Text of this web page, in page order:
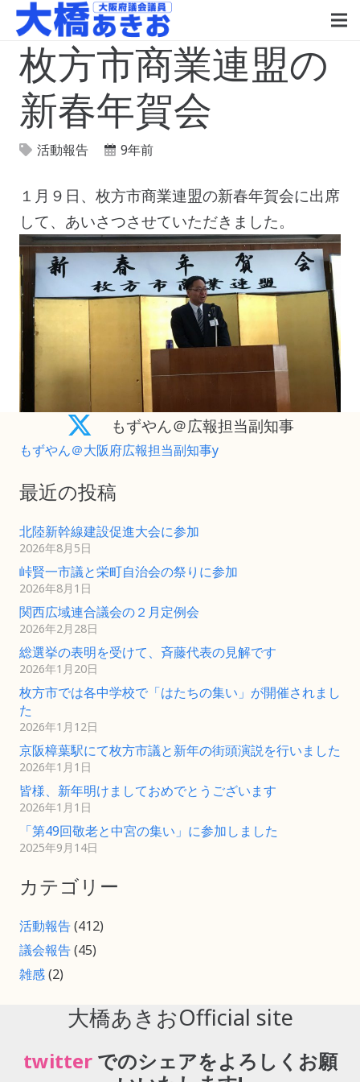
枚方市商業連盟の
新春年賀会
活動報告 9年前
１月９日、枚方市商業連盟の新春年賀会に出席
して、あいさつさせていただきました。
もずやん＠広報担当副知事
もずやん＠大阪府広報担当副知事y
最近の投稿
北陸新幹線建設促進大会に参加
2026年8月5日
峠賢一市議と栄町自治会の祭りに参加
2026年8月1日
関西広域連合議会の２月定例会
2026年2月28日
総選挙の表明を受けて、斉藤代表の見解です
2026年1月20日
枚方市では各中学校で「はたちの集い」が開催されまし
た
2026年1月12日
京阪樟葉駅にて枚方市議と新年の街頭演説を行いました
2026年1月1日
皆様、新年明けましておめでとうございます
2026年1月1日
「第49回敬老と中宮の集い」に参加しました
2025年9月14日
カテゴリー
活動報告(412)
議会報告(45)
雑感(2)
大橋あきおOfficial site
twitter でのシェアをよろしくお願